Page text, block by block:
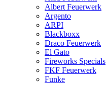
Albert Feuerwerk
Argento
ARPI
Blackboxx
Draco Feuerwerk
El Gato
Fireworks Specials
FKF Feuerwerk
Funke